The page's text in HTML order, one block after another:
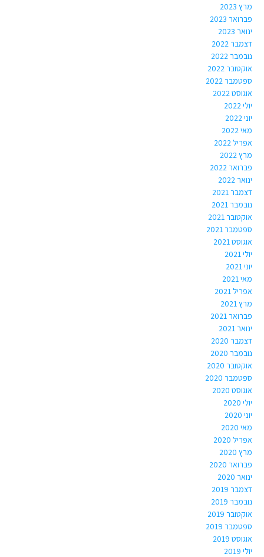
מרץ 2023
פברואר 2023
ינואר 2023
דצמבר 2022
נובמבר 2022
אוקטובר 2022
ספטמבר 2022
אוגוסט 2022
יולי 2022
יוני 2022
מאי 2022
אפריל 2022
מרץ 2022
פברואר 2022
ינואר 2022
דצמבר 2021
נובמבר 2021
אוקטובר 2021
ספטמבר 2021
אוגוסט 2021
יולי 2021
יוני 2021
מאי 2021
אפריל 2021
מרץ 2021
פברואר 2021
ינואר 2021
דצמבר 2020
נובמבר 2020
אוקטובר 2020
ספטמבר 2020
אוגוסט 2020
יולי 2020
יוני 2020
מאי 2020
אפריל 2020
מרץ 2020
פברואר 2020
ינואר 2020
דצמבר 2019
נובמבר 2019
אוקטובר 2019
ספטמבר 2019
אוגוסט 2019
יולי 2019